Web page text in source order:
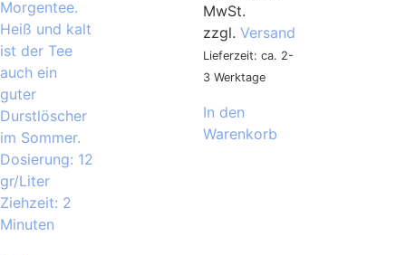
MwSt.
zzgl. Versand
Lieferzeit: ca. 2-
3 Werktage
In den
Warenkorb